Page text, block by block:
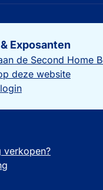
Exposanten
de Second Home
deze website
verkopen?